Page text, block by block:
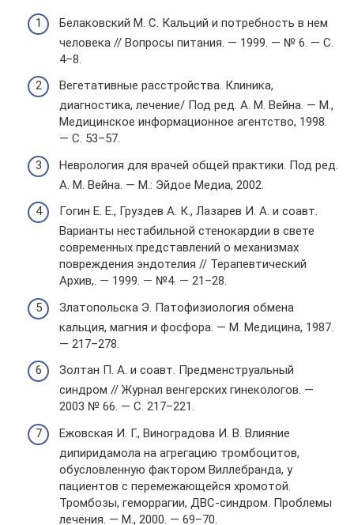
Белаковский М. С. Кальций и потребность в нем
человека // Вопросы питания. — 1999. — № 6. — С.
4–8.
Вегетативные расстройства. Клиника,
диагностика, лечение/ Под ред. А. М. Вейна. — М.,
Медицинское информационное агентство, 1998.
— C. 53–57.
Неврология для врачей общей практики. Под ред.
А. М. Вейна. — М.: Эйдое Медиа, 2002.
Гогин Е. Е., Груздев А. К., Лазарев И. А. и соавт.
Варианты нестабильной стенокардии в свете
современных представлений о механизмах
повреждения эндотелия // Терапевтический
Архив,. — 1999. — №4. — 21–28.
Златопольска Э. Патофизиология обмена
кальция, магния и фосфора. — М. Медицина, 1987.
— 217–278.
Золтан П. А. и соавт. Предменструальный
синдром // Журнал венгерских гинекологов. —
2003 № 66. — С. 217–221.
Ежовская И. Г., Виноградова И. В. Влияние
дипиридамола на агрегацию тромбоцитов,
обусловленную фактором Виллебранда, у
пациентов с перемежающейся хромотой.
Тромбозы, геморрагии, ДВС-синдром. Проблемы
лечения. — М., 2000. — 69–70.